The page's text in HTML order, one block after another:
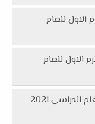
الاول للعام
الاول للعام
توزيع منهج التاريخ للصف الثالث الثانوى للعام الدراسى 2021